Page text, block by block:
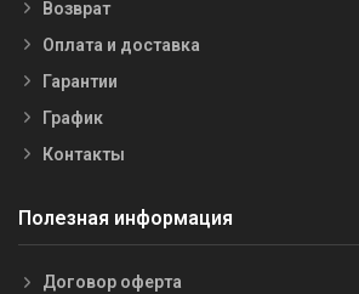
Возврат
Оплата и доставка
Гарантии
График
Контакты
Полезная информация
Договор оферта